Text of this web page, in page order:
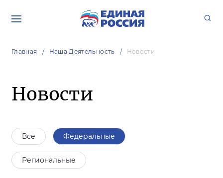
Главная Наша Деятельность Новости
Новости
Все Федеральные
Региональные